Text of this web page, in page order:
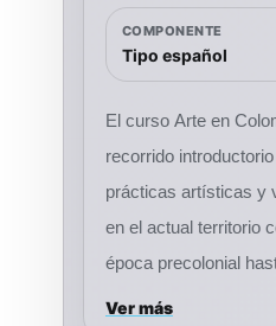
renacimiento en el
representación tanto
como de formas del
minimalismo
zen). El primero
actual como espejo
convulsionado
muestra como
COMPONENTE
Tipo español
El curso Arte en
recorrido
prácticas artísticas y
en el actual territorio
época precolonial
objetivo es
Ver más